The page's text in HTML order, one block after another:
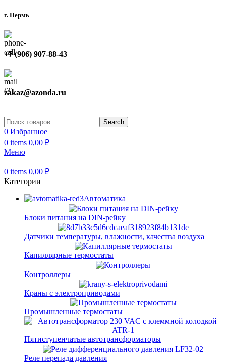
г. Пермь
+7 (906) 907-88-43
zakaz@azonda.ru
Search
0 Избранное
0 items 0,00 ₽
Меню
0 items 0,00 ₽
Категории
Автоматика
Блоки питания на DIN-рейку
Датчики температуры, влажности, качества воздуха
Капиллярные термостаты
Контроллеры
Краны с электроприводами
Промышленные термостаты
Пятиступенчатые автотрансформаторы
Реле перепада давления